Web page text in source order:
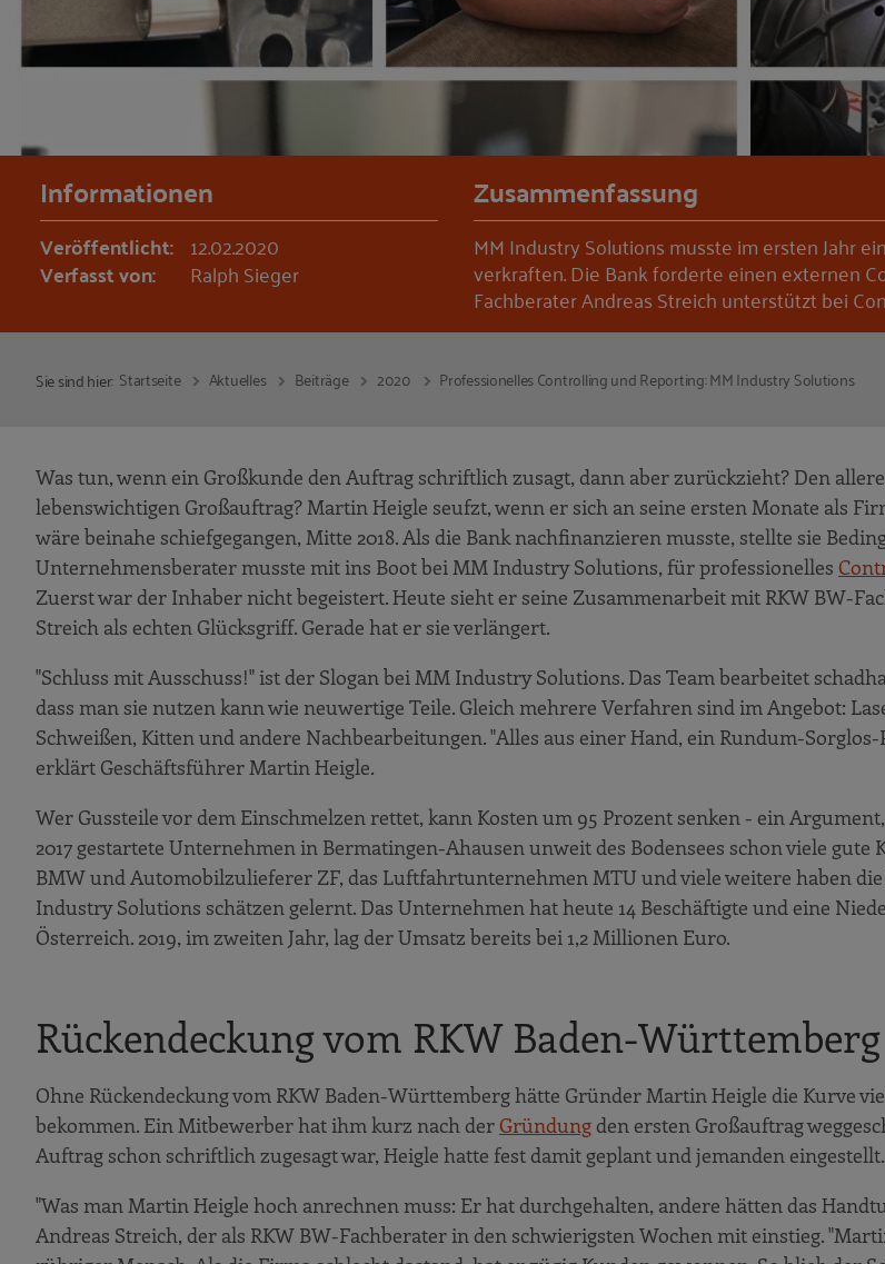
Informationen
Veröffentlicht: 12.02.2020
Verfasst von: Ralph Sieger
Zusammenfassung
MM Industry Solutions musste im ersten Jahr
verkraften. Die Bank forderte einen externen
Fachberater Andreas Streich unterstützt bei
Sie sind hier: Startseite Aktuelles Beiträge 2020 Professionelles Controlling und Reporting: MM Industry Solutions
Was tun, wenn ein Großkunde den Auftrag schriftlich zusagt, dann aber zurückzieht? Den
lebenswichtigen Großauftrag? Martin Heigle seufzt, wenn er sich an seine ersten Monate als
wäre beinahe schiefgegangen, Mitte 2018. Als die Bank nachfinanzieren musste, stellte sie
Unternehmensberater musste mit ins Boot bei MM Industry Solutions, für professionelles
Zuerst war der Inhaber nicht begeistert. Heute sieht er seine Zusammenarbeit mit RKW BW-
Streich als echten Glücksgriff. Gerade hat er sie verlängert.
"Schluss mit Ausschuss!" ist der Slogan bei MM Industry Solutions. Das Team bearbeitet
dass man sie nutzen kann wie neuwertige Teile. Gleich mehrere Verfahren sind im Angebot:
Schweißen, Kitten und andere Nachbearbeitungen. "Alles aus einer Hand, ein Rundum-
erklärt Geschäftsführer Martin Heigle.
Wer Gussteile vor dem Einschmelzen rettet, kann Kosten um 95 Prozent senken - ein
2017 gestartete Unternehmen in Bermatingen-Ahausen unweit des Bodensees schon viele gute
BMW und Automobilzulieferer ZF, das Luftfahrtunternehmen MTU und viele weitere haben
Industry Solutions schätzen gelernt. Das Unternehmen hat heute 14 Beschäftigte und eine
Österreich. 2019, im zweiten Jahr, lag der Umsatz bereits bei 1,2 Millionen Euro.
Rückendeckung vom RKW Baden-Württemberg
Ohne Rückendeckung vom RKW Baden-Württemberg hätte Gründer Martin Heigle die Kurve
bekommen. Ein Mitbewerber hat ihm kurz nach der Gründung den ersten Großauftrag
Auftrag schon schriftlich zugesagt war, Heigle hatte fest damit geplant und jemanden eingestellt.
"Was man Martin Heigle hoch anrechnen muss: Er hat durchgehalten, andere hätten das
Andreas Streich, der als RKW BW-Fachberater in den schwierigsten Wochen mit einstieg.